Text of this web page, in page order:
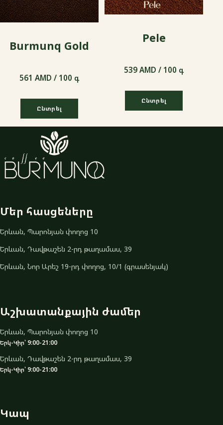
Burmunq Gold
561 AMD / 100 գ
Ընտրել
561 AMD / 100 գ
Pele
539 AMD / 100 գ
Ընտրել
Մեր հասցեները
Երևան, Պարոնյան փողոց 10
Երևան, Դավթաշեն 2-րդ թաղամաս, 39
Երևան, Նոր Արեշ 19-րդ փողոց, 10/1 (գրասենյակ)
Աշխատանքային ժամեր
Երևան, Պարոնյան փողոց 10
Երկ-Կիր՝ 9:00-21:00
Երևան, Դավթաշեն 2-րդ թաղամաս, 39
Երկ-Կիր՝ 9:00-21:00
Կապ